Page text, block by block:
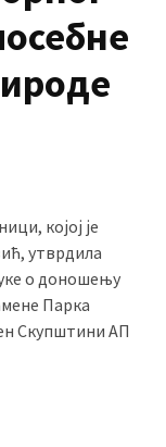
којој је
утврдила
о доношењу
Парка
Скупштини АП